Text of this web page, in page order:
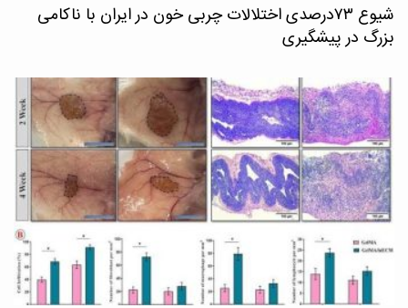
شیوع ۷۳درصدی اختلالات چربی خون در ایران با ناکامی
بزرگ در پیشگیری